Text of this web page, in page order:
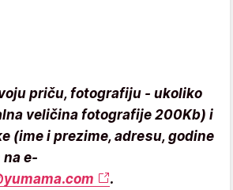
priču, fotografiju - ukoliko
veličina fotografije 200Kb) i
(ime i prezime, adresu, godine
e-
.